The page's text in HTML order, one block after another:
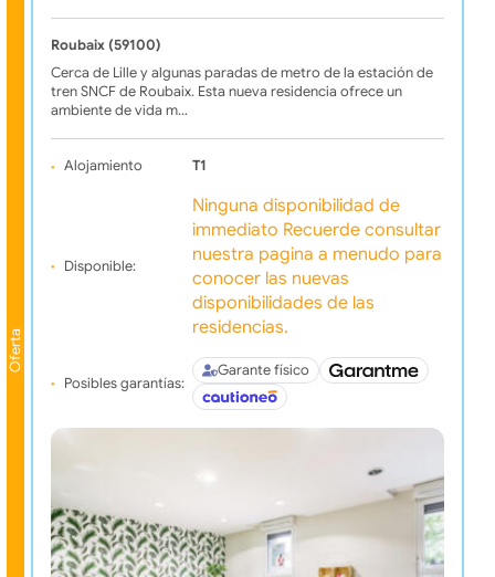
Oferta
Roubaix (59100)
Cerca de Lille y algunas paradas de metro de la estación de
tren SNCF de Roubaix. Esta nueva residencia ofrece un
ambiente de vida m…
Alojamiento T1
Disponible:
Ninguna disponibilidad de
immediato Recuerde consultar
nuestra pagina a menudo para
conocer las nuevas
disponibilidades de las
residencias.
Posibles garantías:
Garante físico